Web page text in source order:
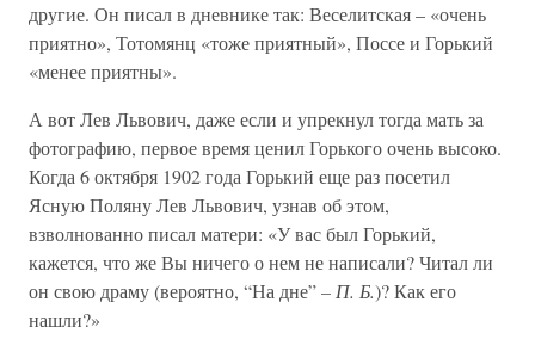
другие. Он писал в дневнике так: Веселитская – «очень
приятно», Тотомянц «тоже приятный», Поссе и Горький
«менее приятны».
А вот Лев Львович, даже если и упрекнул тогда мать за
фотографию, первое время ценил Горького очень высоко.
Когда 6 октября 1902 года Горький еще раз посетил
Ясную Поляну Лев Львович, узнав об этом,
взволнованно писал матери: «У вас был Горький,
кажется, что же Вы ничего о нем не написали? Читал ли
он свою драму (вероятно, “На дне”– П. Б.)? Как его
нашли?»